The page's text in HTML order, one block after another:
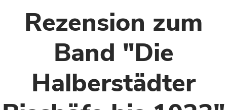
Rezension zum
Band "Die
Halberstädter